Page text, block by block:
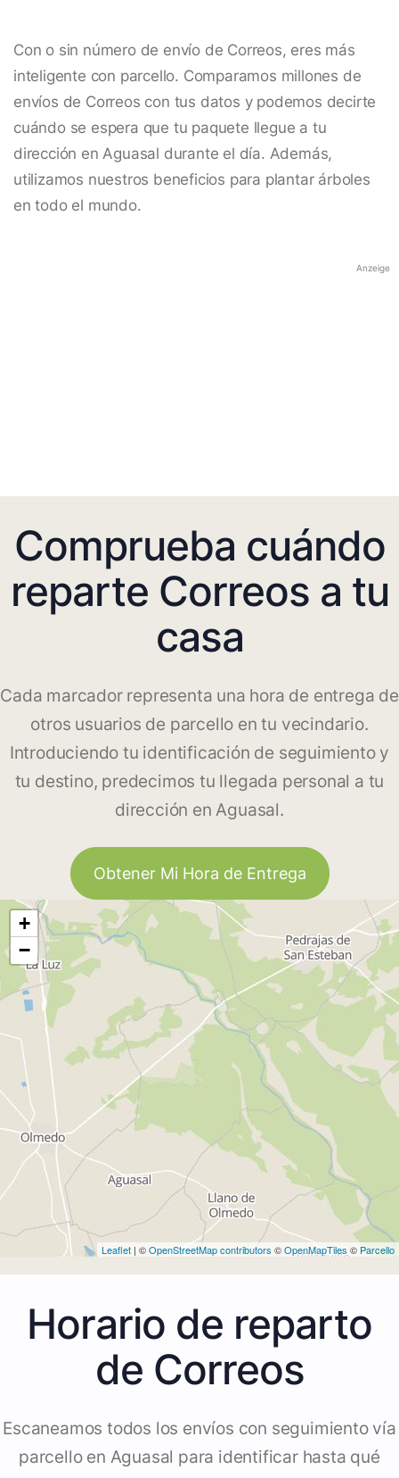
Con o sin número de envío de Correos, eres más
inteligente con parcello. Comparamos millones de
envíos de Correos con tus datos y podemos decirte
cuándo se espera que tu paquete llegue a tu
dirección en Aguasal durante el día. Además,
utilizamos nuestros beneficios para plantar árboles
en todo el mundo.
Anzeige
Comprueba cuándo
reparte Correos a tu
casa
Cada marcador representa una hora de entrega de
otros usuarios de parcello en tu vecindario.
Introduciendo tu identificación de seguimiento y
tu destino, predecimos tu llegada personal a tu
dirección en Aguasal.
Obtener Mi Hora de Entrega
+
−
Leaflet | ©OpenStreetMap contributors ©OpenMapTiles © Parcello
Horario de reparto
de Correos
Escaneamos todos los envíos con seguimiento vía
parcello en Aguasal para identificar hasta qué